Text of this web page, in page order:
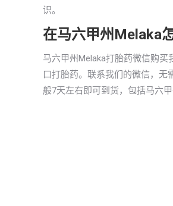
识。
在马六甲州Melaka
马六甲州Melaka打胎药微信购
口打胎药。联系我们的微信，无
般7天左右即可到货，包括马六甲